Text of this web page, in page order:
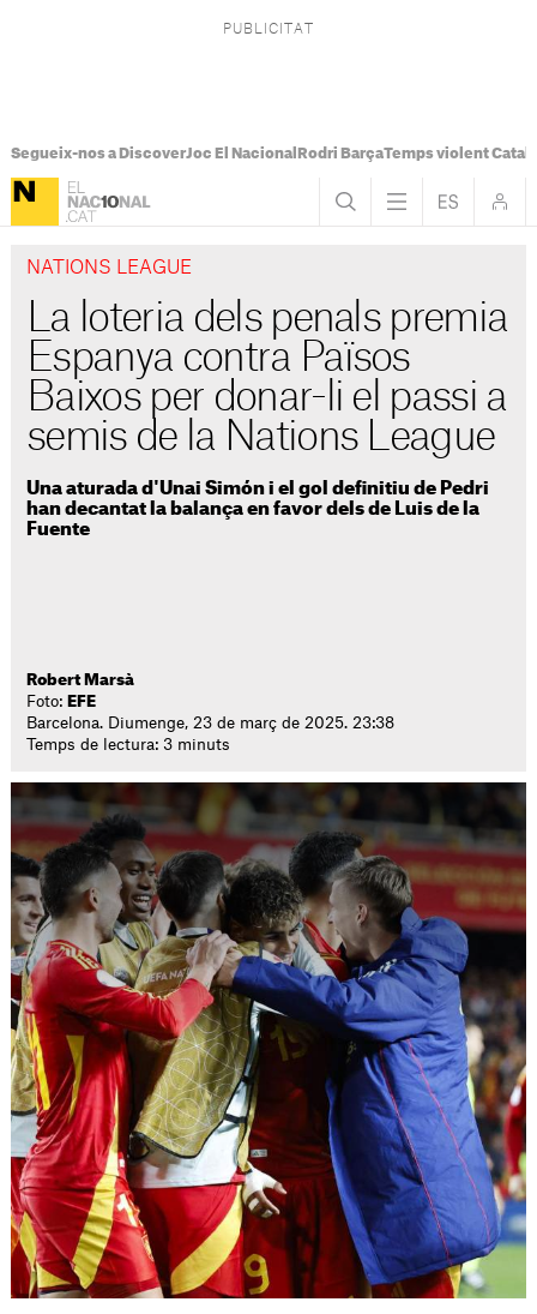
Segueix-nos a DiscoverJoc El Nacional Rodri BarçaTemps violent
NATIONS LEAGUE
La loteria dels penals premia
Espanya contra Països
Baixos per donar-li el passi a
semis de la Nations League
Una aturada d'Unai Simón i el gol definitiu de Pedri
han decantat la balança en favor dels de Luis de la
Fuente
Robert Marsà
Foto: EFE
Barcelona. Diumenge, 23 de març de 2025. 23:38
Temps de lectura: 3 minuts